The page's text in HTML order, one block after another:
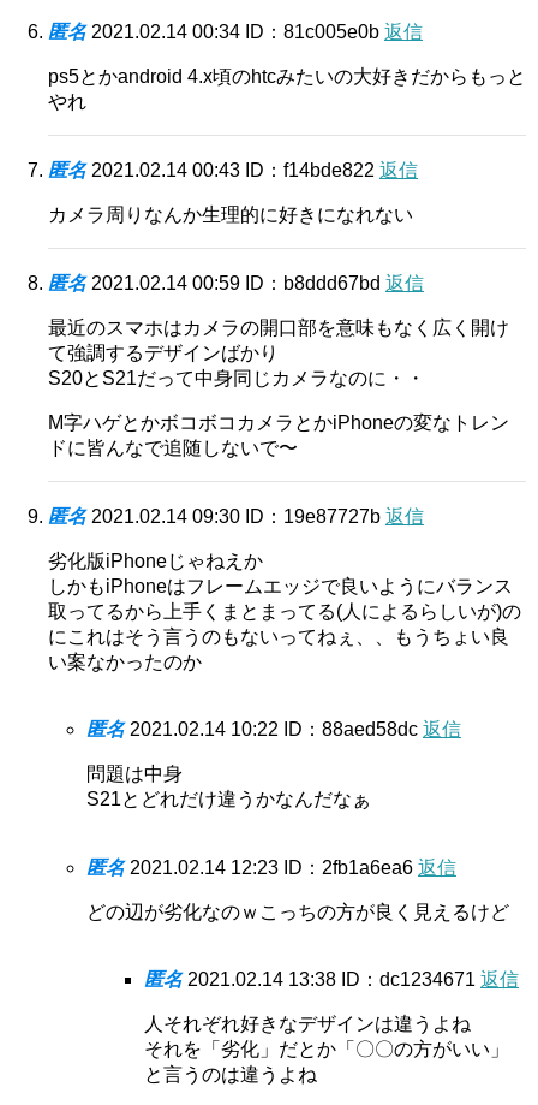
匿名 2021.02.14 00:34 ID：81c005e0b 返信
ps5とかandroid 4.x頃のhtcみたいの大好きだからもっと
やれ
匿名 2021.02.14 00:43 ID：f14bde822 返信
カメラ周りなんか生理的に好きになれない
匿名 2021.02.14 00:59 ID：b8ddd67bd 返信
最近のスマホはカメラの開口部を意味もなく広く開け
て強調するデザインばかり
S20とS21だって中身同じカメラなのに・・
M字ハゲとかボコボコカメラとかiPhoneの変なトレン
ドに皆んなで追随しないで〜
匿名 2021.02.14 09:30 ID：19e87727b 返信
劣化版iPhoneじゃねえか
しかもiPhoneはフレームエッジで良いようにバランス
取ってるから上手くまとまってる(人によるらしいが)の
にこれはそう言うのもないってねぇ、、もうちょい良
い案なかったのか
匿名 2021.02.14 10:22 ID：88aed58dc 返信
問題は中身
S21とどれだけ違うかなんだなぁ
匿名 2021.02.14 12:23 ID：2fb1a6ea6 返信
どの辺が劣化なのｗこっちの方が良く見えるけど
匿名 2021.02.14 13:38 ID：dc1234671 返信
人それぞれ好きなデザインは違うよね
それを「劣化」だとか「〇〇の方がいい」
と言うのは違うよね